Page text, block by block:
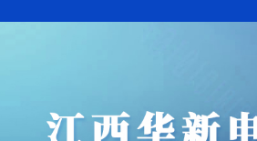
资质荣誉
矿物质绝缘电缆